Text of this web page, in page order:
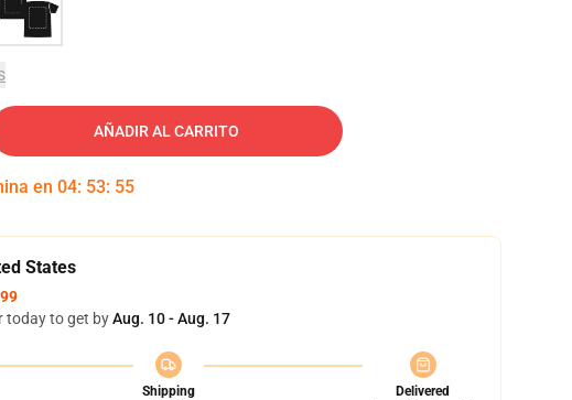
AÑADIR AL CARRITO
en 04: 53: 54
States
today to get byAug. 10 - Aug. 17
Shipping
Delivered